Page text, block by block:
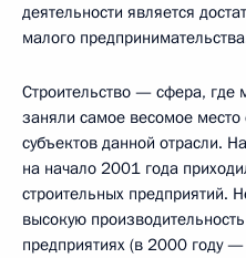
деятельности является
малого
Строительство — сфера,
заняли самое весомое
субъектов данной отрасли.
на начало 2001 года
строительных предприятий.
высокую
предприятиях (в 2000 году